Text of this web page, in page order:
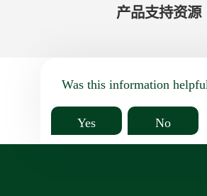
产品​支持​资源
Was this information
Yes No